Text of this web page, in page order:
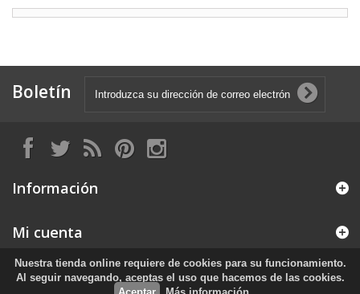
Nuestra tienda online requiere de cookies para su funcionamiento.
Al seguir navegando, aceptas el uso que hacemos de las cookies.
Boletín
Información
Mi cuenta
Información sobre la tienda